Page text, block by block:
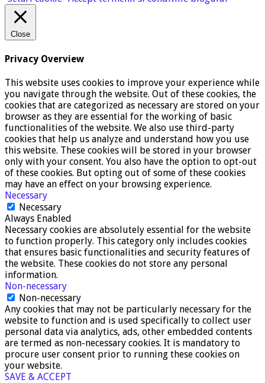
Close
Privacy Overview
This website uses cookies to improve your experience while
you navigate through the website. Out of these cookies, the
cookies that are categorized as necessary are stored on your
browser as they are essential for the working of basic
functionalities of the website. We also use third-party
cookies that help us analyze and understand how you use
this website. These cookies will be stored in your browser
only with your consent. You also have the option to opt-out
of these cookies. But opting out of some of these cookies
may have an effect on your browsing experience.
Necessary
Necessary
Always Enabled
Necessary cookies are absolutely essential for the website
to function properly. This category only includes cookies
that ensures basic functionalities and security features of
the website. These cookies do not store any personal
information.
Non-necessary
Non-necessary
Any cookies that may not be particularly necessary for the
website to function and is used specifically to collect user
personal data via analytics, ads, other embedded contents
are termed as non-necessary cookies. It is mandatory to
procure user consent prior to running these cookies on
your website.
SAVE & ACCEPT